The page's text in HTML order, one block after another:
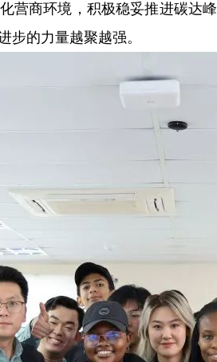
营商环境，积极稳妥推进碳达
步的力量越聚越强。